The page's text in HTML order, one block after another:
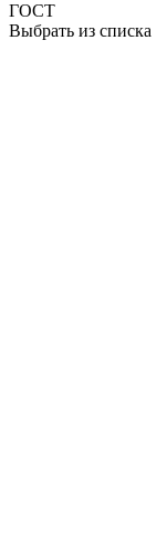
ГОСТ
Выбрать из списка